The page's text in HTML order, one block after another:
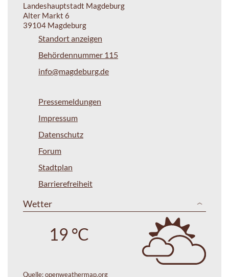
Landeshauptstadt Magdeburg
Alter Markt 6
39104 Magdeburg
Standort anzeigen
Behördennummer 115
info@magdeburg.de
Pressemeldungen
Impressum
Datenschutz
Forum
Stadtplan
Barrierefreiheit
Wetter
19 °C
Quelle:openweathermap.org